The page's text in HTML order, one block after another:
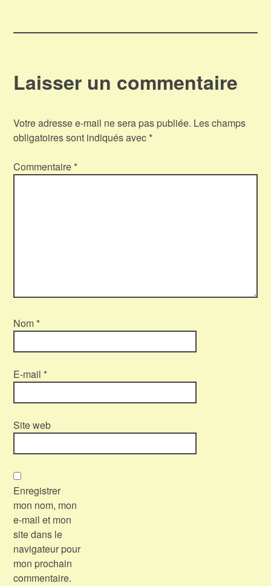
l’article
Laisser un commentaire
Votre adresse e-mail ne sera pas publiée. Les champs
obligatoires sont indiqués avec *
Commentaire *
Nom *
E-mail *
Site web
Enregistrer
mon nom, mon
e-mail et mon
site dans le
navigateur pour
mon prochain
commentaire.